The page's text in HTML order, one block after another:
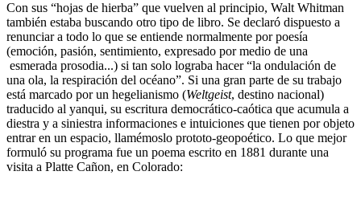
Con sus “hojas de hierba” que vuelven al principio, Walt Whitman
también estaba buscando otro tipo de libro. Se declaró dispuesto a
renunciar a todo lo que se entiende normalmente por poesía
(emoción, pasión, sentimiento, expresado por medio de una
esmerada prosodia...) si tan solo lograba hacer “la ondulación de
una ola, la respiración del océano”. Si una gran parte de su trabajo
está marcado por un hegelianismo (Weltgeist, destino nacional)
traducido al yanqui, su escritura democrático-caótica que acumula a
diestra y a siniestra informaciones e intuiciones que tienen por objeto
entrar en un espacio, llamémoslo prototo-geopoético. Lo que mejor
formuló su programa fue un poema escrito en 1881 durante una
visita a Platte Cañon, en Colorado: